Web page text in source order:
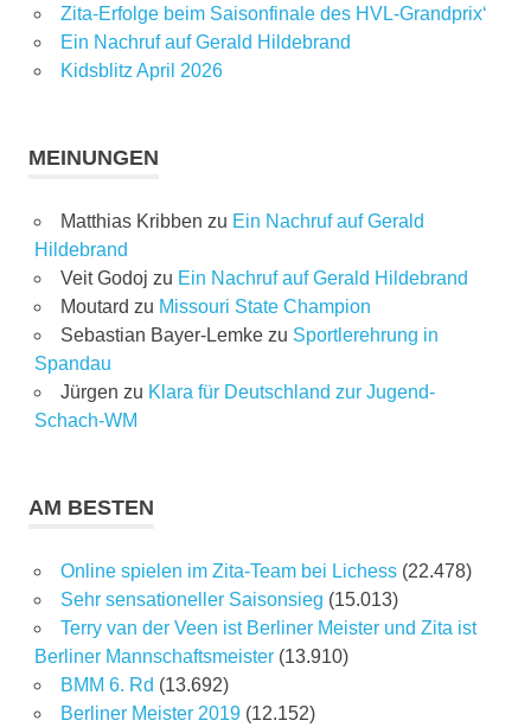
Zita-Erfolge beim Saisonfinale des HVL-Grandprix‘
Ein Nachruf auf Gerald Hildebrand
Kidsblitz April 2026
MEINUNGEN
Matthias Kribben zu Ein Nachruf auf Gerald
Hildebrand
Veit Godoj zu Ein Nachruf auf Gerald Hildebrand
Moutard zu Missouri State Champion
Sebastian Bayer-Lemkezu Sportlerehrung in
Spandau
Jürgen zu Klara für Deutschland zur Jugend-
Schach-WM
AM BESTEN
Online spielen im Zita-Team bei Lichess (22.478)
Sehr sensationeller Saisonsieg (15.013)
Terry van der Veen ist Berliner Meister und Zita ist
Berliner Mannschaftsmeister (13.910)
BMM 6. Rd (13.692)
Berliner Meister 2019 (12.152)